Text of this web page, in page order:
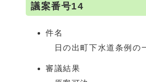
議案番号14
件名
日の出町下水道条例の
審議結果